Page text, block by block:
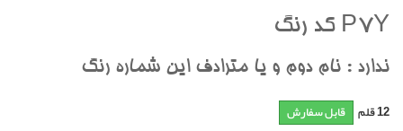
P7Y کد رنگ
ندارد : نام دوم و يا مترادف اين شماره رنگ
12قلم قابل سفارش